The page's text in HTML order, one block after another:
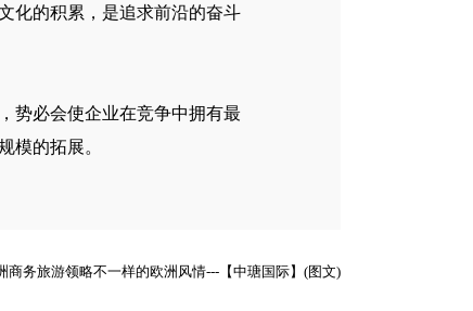
化的积累，是追求前沿的奋斗
势必会使企业在竞争中拥有最
模的拓展。
商务旅游领略不一样的欧洲风情---【中瑭国际】(图文)